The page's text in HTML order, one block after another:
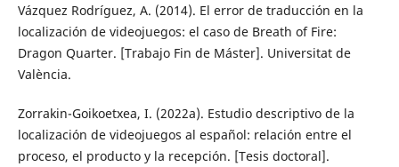
Vázquez Rodríguez, A. (2014). El error de traducción en la
localización de videojuegos: el caso de Breath of Fire:
Dragon Quarter. [Trabajo Fin de Máster]. Universitat de
València.
Zorrakin-Goikoetxea, I. (2022a). Estudio descriptivo de la
localización de videojuegos al español: relación entre el
proceso, el producto y la recepción. [Tesis doctoral].